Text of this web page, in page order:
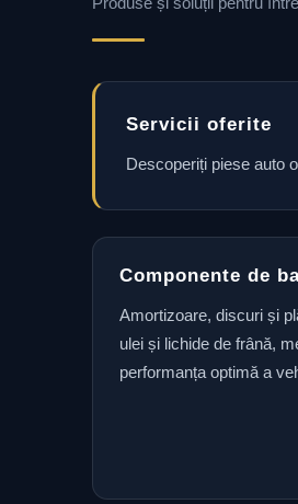
Servicii oferite
Descoperiți piese auto
Componente de
Amortizoare, discuri și
ulei și lichide de frână,
performanța optimă a